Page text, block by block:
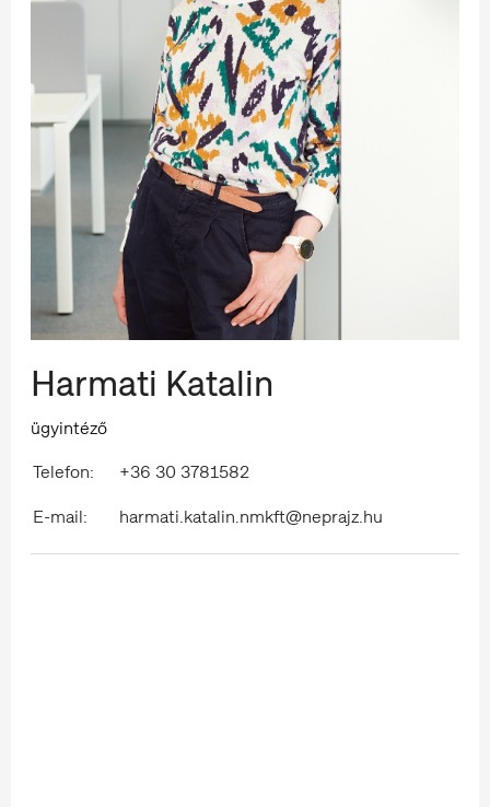
Harmati Katalin
ügyintéző
Telefon:
+36 30 3781582
E-mail:
harmati.katalin.nmkft@neprajz.hu